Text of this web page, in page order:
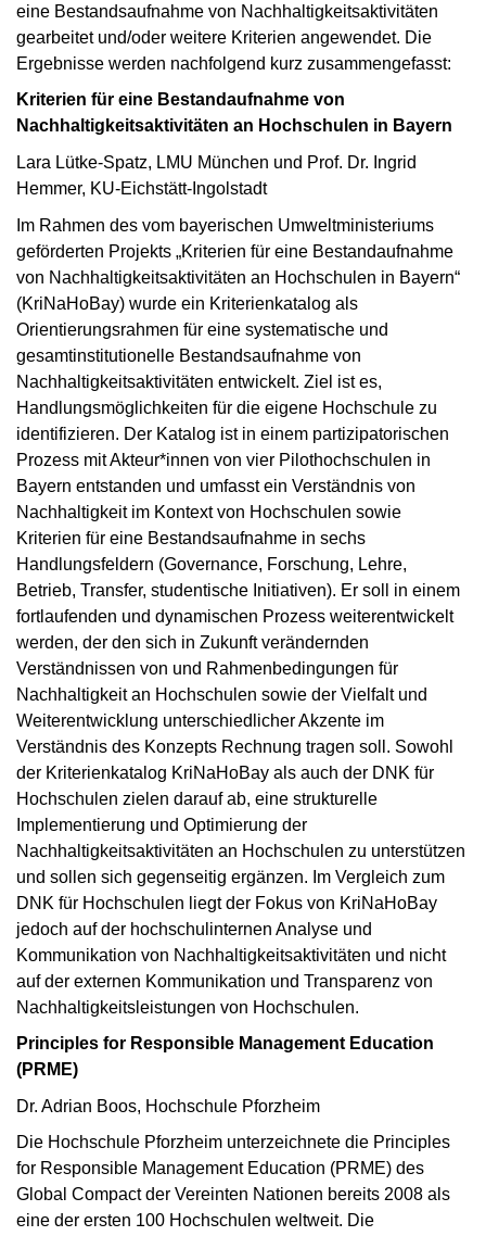
eine Bestandsaufnahme von Nachhaltigkeitsaktivitäten
gearbeitet und/oder weitere Kriterien angewendet. Die
Ergebnisse werden nachfolgend kurz zusammengefasst:
Kriterien für eine Bestandaufnahme von
Nachhaltigkeitsaktivitäten an Hochschulen in Bayern
Lara Lütke-Spatz, LMU München und Prof. Dr. Ingrid
Hemmer, KU-Eichstätt-Ingolstadt
Im Rahmen des vom bayerischen Umweltministeriums
geförderten Projekts „Kriterien für eine Bestandaufnahme
von Nachhaltigkeitsaktivitäten an Hochschulen in Bayern“
(KriNaHoBay) wurde ein Kriterienkatalog als
Orientierungsrahmen für eine systematische und
gesamtinstitutionelle Bestandsaufnahme von
Nachhaltigkeitsaktivitäten entwickelt. Ziel ist es,
Handlungsmöglichkeiten für die eigene Hochschule zu
identifizieren. Der Katalog ist in einem partizipatorischen
Prozess mit Akteur*innen von vier Pilothochschulen in
Bayern entstanden und umfasst ein Verständnis von
Nachhaltigkeit im Kontext von Hochschulen sowie
Kriterien für eine Bestandsaufnahme in sechs
Handlungsfeldern (Governance, Forschung, Lehre,
Betrieb, Transfer, studentische Initiativen). Er soll in einem
fortlaufenden und dynamischen Prozess weiterentwickelt
werden, der den sich in Zukunft verändernden
Verständnissen von und Rahmenbedingungen für
Nachhaltigkeit an Hochschulen sowie der Vielfalt und
Weiterentwicklung unterschiedlicher Akzente im
Verständnis des Konzepts Rechnung tragen soll. Sowohl
der Kriterienkatalog KriNaHoBay als auch der DNK für
Hochschulen zielen darauf ab, eine strukturelle
Implementierung und Optimierung der
Nachhaltigkeitsaktivitäten an Hochschulen zu unterstützen
und sollen sich gegenseitig ergänzen. Im Vergleich zum
DNK für Hochschulen liegt der Fokus von KriNaHoBay
jedoch auf der hochschulinternen Analyse und
Kommunikation von Nachhaltigkeitsaktivitäten und nicht
auf der externen Kommunikation und Transparenz von
Nachhaltigkeitsleistungen von Hochschulen.
Principles for Responsible Management Education
(PRME)
Dr. Adrian Boos, Hochschule Pforzheim
Die Hochschule Pforzheim unterzeichnete die Principles
for Responsible Management Education (PRME) des
Global Compact der Vereinten Nationen bereits 2008 als
eine der ersten 100 Hochschulen weltweit. Die